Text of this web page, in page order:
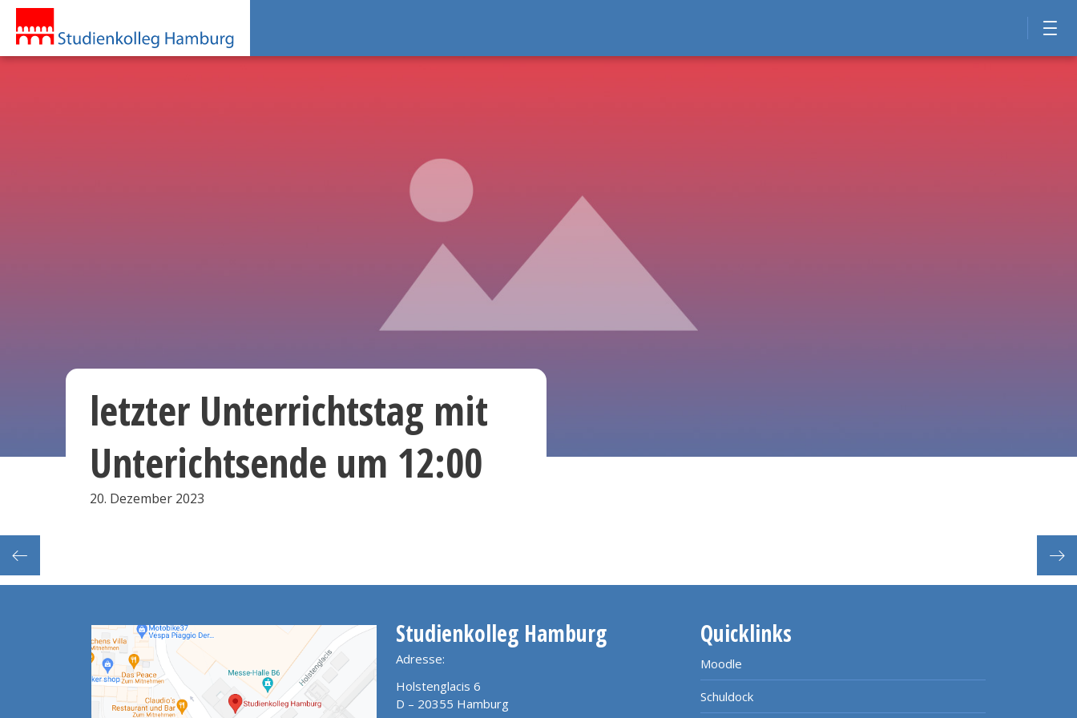
letzter Unterrichtstag mit
Unterichtsende um 12:00
20. Dezember 2023
Studienkolleg Hamburg
Adresse:
Holstenglacis 6
D – 20355 Hamburg
Quicklinks
Moodle
Schuldock